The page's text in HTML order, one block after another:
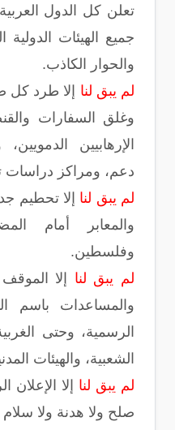
تعلن كل الدول
جميع الهيئات الدولية
والحوار الكاذب.
لم يبق لنا إلا طرد كل
وغلق السفارات
الإرهابيين
دعم، ومراكز
لم يبق لنا إلا تحطيم
والمعابر أمام
وفلسطين.
لم يبق لنا إلا
والمساعدات باسم
الرسمية، وحتى
الشعبية، والهيئات
لم يبق لنا إلا
صلح ولا هدنة ولا سلام